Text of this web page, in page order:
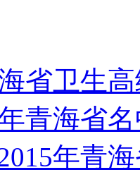
省卫生
青海省
年青